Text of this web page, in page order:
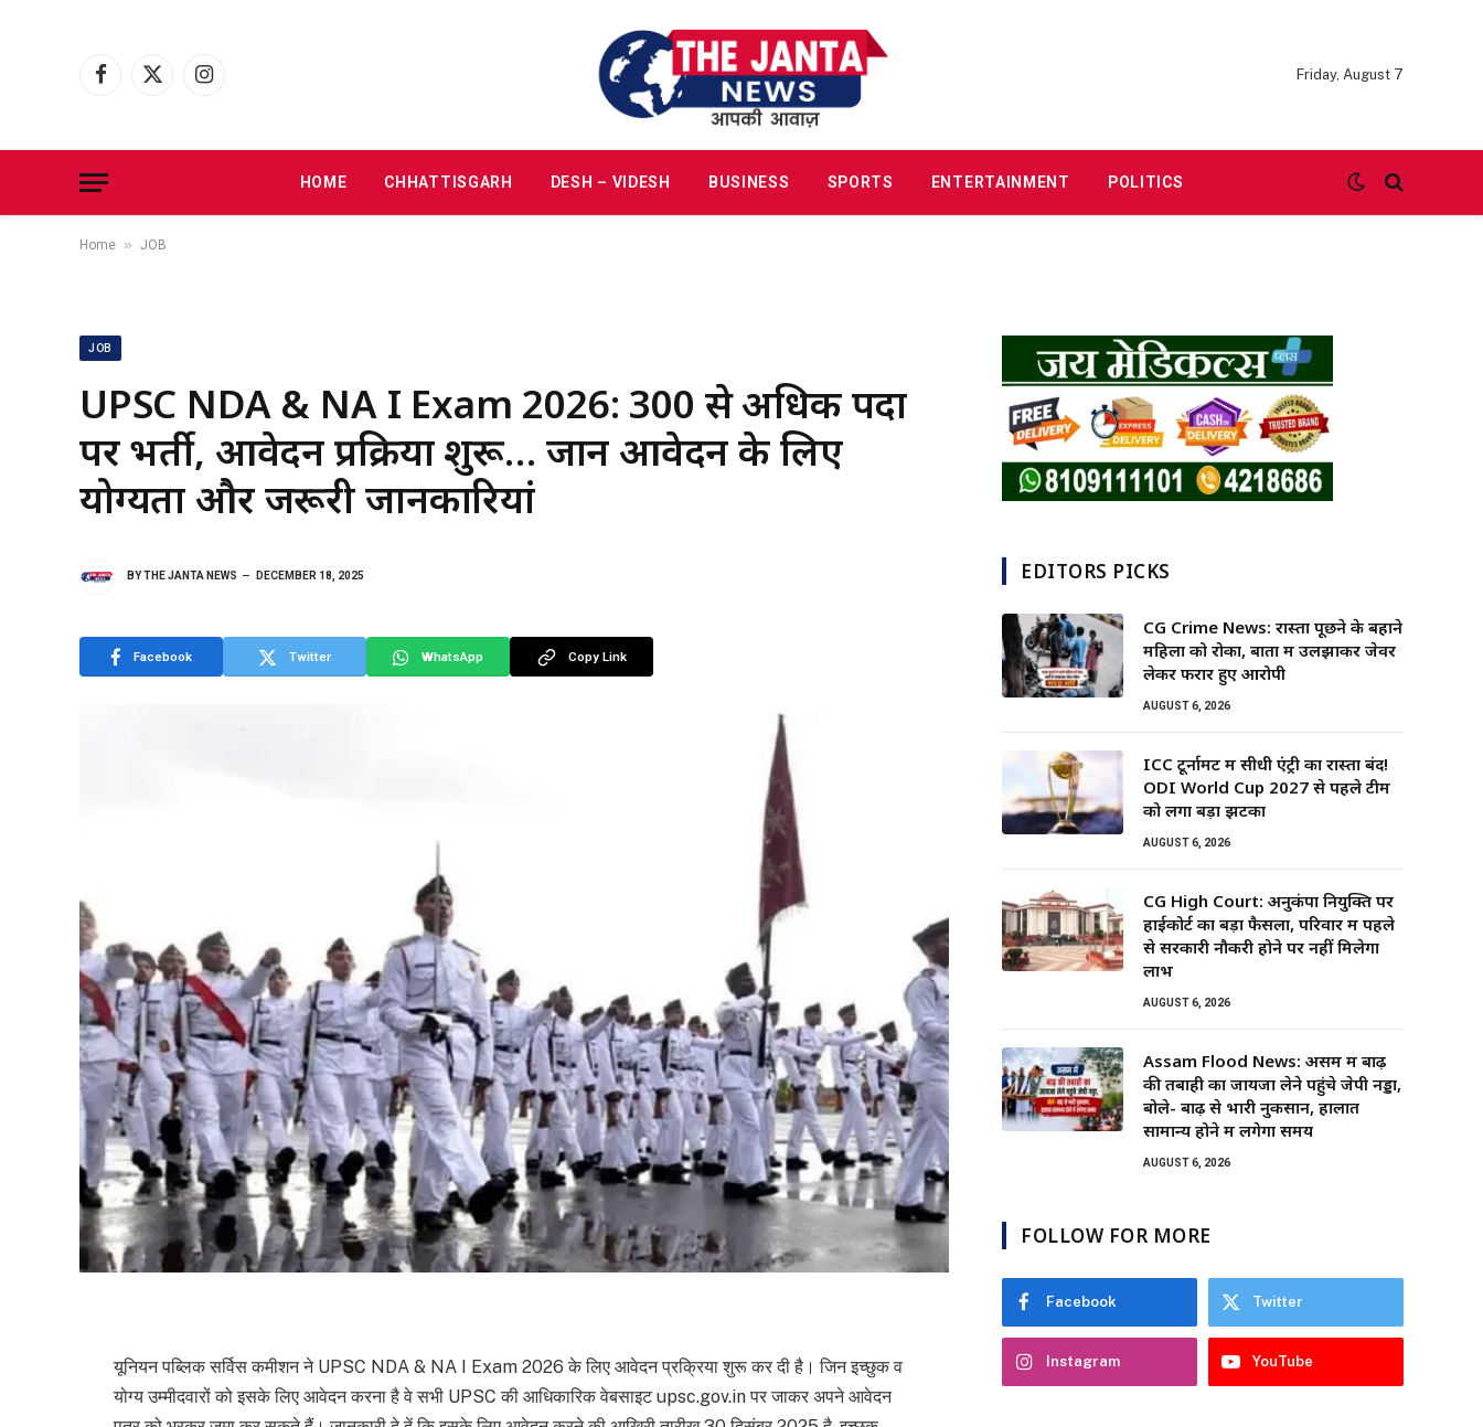
Facebook
X
Instagram
Friday, August 7
HOME CHHATTISGARH DESH – VIDESH BUSINESS SPORTS ENTERTAINMENT POLITICS
Home » JOB
JOB
UPSC NDA & NA I Exam 2026: 300 से अधिक पदों
पर भर्ती, आवेदन प्रक्रिया शुरू… जानें आवेदन के लिए
योग्यता और जरूरी जानकारियां
BYTHE JANTA NEWS DECEMBER 18, 2025
Facebook Twitter WhatsApp Copy Link
यूनियन पब्लिक सर्विस कमीशन ने UPSC NDA & NA I Exam 2026 के लिए आवेदन प्रक्रिया शुरू कर दी है। जिन इच्छुक व
योग्य उम्मीदवारों को इसके लिए आवेदन करना है वे सभी UPSC की आधिकारिक वेबसाइट upsc.gov.in पर जाकर अपने आवेदन
EDITORS PICKS
CG Crime News: रास्ता पूछने के बहाने
महिला को रोका, बातों में उलझाकर जेवर
लेकर फरार हुए आरोपी
AUGUST 6, 2026
ICC टूर्नामेंट में सीधी एंट्री का रास्ता बंद!
ODI World Cup 2027 से पहले टीम
को लगा बड़ा झटका
AUGUST 6, 2026
CG High Court: अनुकंपा नियुक्ति पर
हाईकोर्ट का बड़ा फैसला, परिवार में पहले
से सरकारी नौकरी होने पर नहीं मिलेगा
लाभ
AUGUST 6, 2026
Assam Flood News: असम में बाढ़
की तबाही का जायजा लेने पहुंचे जेपी नड्डा,
बोले- बाढ़ से भारी नुकसान, हालात
सामान्य होने में लगेगा समय
AUGUST 6, 2026
FOLLOW FOR MORE
Facebook Twitter
Instagram YouTube